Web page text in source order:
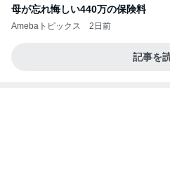
母が忘れ悔しい440万の保険料
Amebaトピックス 2日前
記事を